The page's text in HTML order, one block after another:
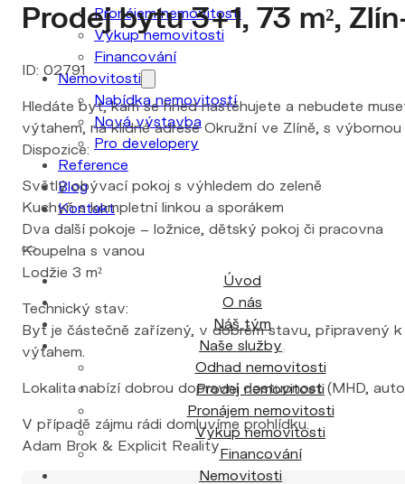
Pronájem nemovitosti
Výkup nemovitosti
Financování
Nemovitosti
Nabídka nemovitostí
Nová výstavba
Pro developery
Reference
Blog
Kontakt
Úvod
O nás
Náš tým
Naše služby
Odhad nemovitosti
Prodej nemovitosti
Pronájem nemovitosti
Výkup nemovitosti
Financování
Nemovitosti
Prodej bytu 3+1, 73 m²,
ID: 02791
Hledáte byt, kam se hned nastěhujete a nebudete
výtahem, na klidné adrese Okružní ve Zlíně, s
Dispozice:
Světlý obývací pokoj s výhledem do zeleně
Kuchyň s kompletní linkou a sporákem
Dva další pokoje – ložnice, dětský pokoj či pracovna
Koupelna s vanou
Lodžie 3 m²
Technický stav:
Byt je částečně zařízený, v dobrém stavu, připravený
výtahem.
Lokalita nabízí dobrou dopravní dostupnost (MHD,
V případě zájmu rádi domluvíme prohlídku.
Adam Brok & Explicit Reality